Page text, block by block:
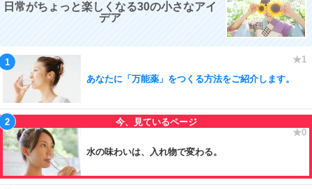
日常がちょっと楽しくなる30の小さなアイ
デア
あなたに「万能薬」をつくる方法をご紹介します。
水の味わいは、入れ物で変わる。